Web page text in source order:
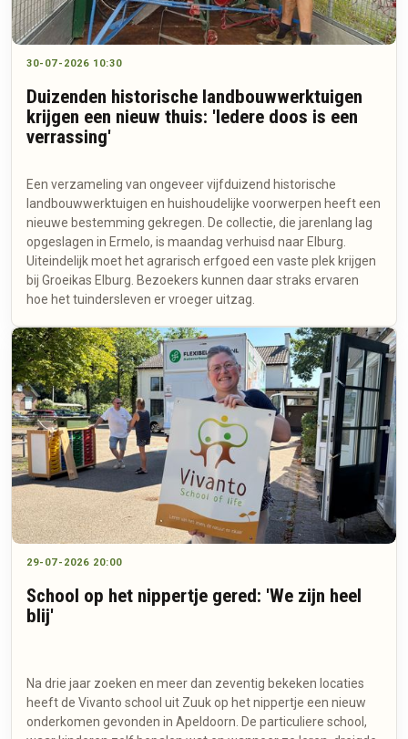
30-07-2026 10:30
Duizenden historische landbouwwerktuigen
krijgen een nieuw thuis: 'Iedere doos is een
verrassing'
Een verzameling van ongeveer vijfduizend historische
landbouwwerktuigen en huishoudelijke voorwerpen heeft een
nieuwe bestemming gekregen. De collectie, die jarenlang lag
opgeslagen in Ermelo, is maandag verhuisd naar Elburg.
Uiteindelijk moet het agrarisch erfgoed een vaste plek krijgen
bij Groeikas Elburg. Bezoekers kunnen daar straks ervaren
hoe het tuindersleven er vroeger uitzag.
29-07-2026 20:00
School op het nippertje gered: 'We zijn heel
blij'
Na drie jaar zoeken en meer dan zeventig bekeken locaties
heeft de Vivanto school uit Zuuk op het nippertje een nieuw
onderkomen gevonden in Apeldoorn. De particuliere school,